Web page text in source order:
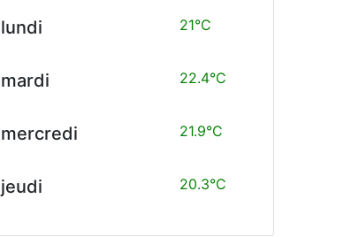
lundi 21°C
mardi 22.4°C
mercredi 21.9°C
jeudi 20.3°C